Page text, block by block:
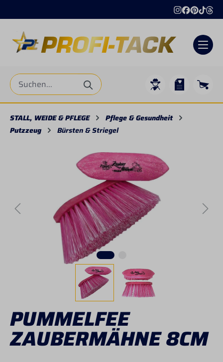
STALL, WEIDE & PFLEGE
Pflege & Gesundheit
Putzzeug
Bürsten & Striegel
Bildergalerie überspringen
PUMMELFEE
ZAUBERMÄHNE 8CM